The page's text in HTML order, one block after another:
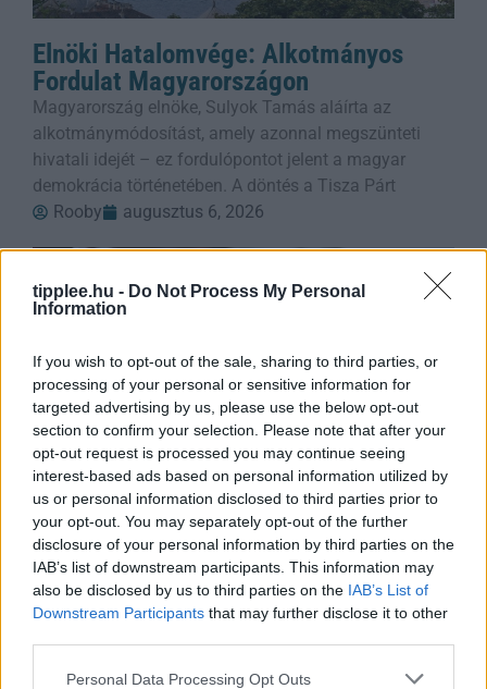
tipplee.hu - Do Not Process My Personal
Information
If you wish to opt-out of the sale, sharing to third parties, or
processing of your personal or sensitive information for
targeted advertising by us, please use the below opt-out
section to confirm your selection. Please note that after your
opt-out request is processed you may continue seeing
interest-based ads based on personal information utilized by
us or personal information disclosed to third parties prior to
your opt-out. You may separately opt-out of the further
disclosure of your personal information by third parties on the
IAB’s list of downstream participants. This information may
also be disclosed by us to third parties on the IAB’s List of
Downstream Participants that may further disclose it to other
Personal Data Processing Opt Outs
Elnöki Hatalomvége: Alkotmányos
Fordulat Magyarországon
Magyarország elnöke, Sulyok Tamás aláírta az
alkotmánymódosítást, amely azonnal megszünteti
hivatali idejét – ez fordulópontot jelent a magyar
demokrácia történetében. A döntés a Tisza Párt
Rooby
augusztus 6, 2026
Siri AI a Csuklón: Az Apple Watch
Okosabbikra Vált
A Siri logója, balra, és az Apple mesterséges
intelligenciával továbbfejlesztett asszisztensének
vizuális felülete. Apple/Vanessa Hand Orellana/CNET
Ha valaha is próbáltál már bármit kérdezni a Siritől
Rooby
augusztus 6, 2026